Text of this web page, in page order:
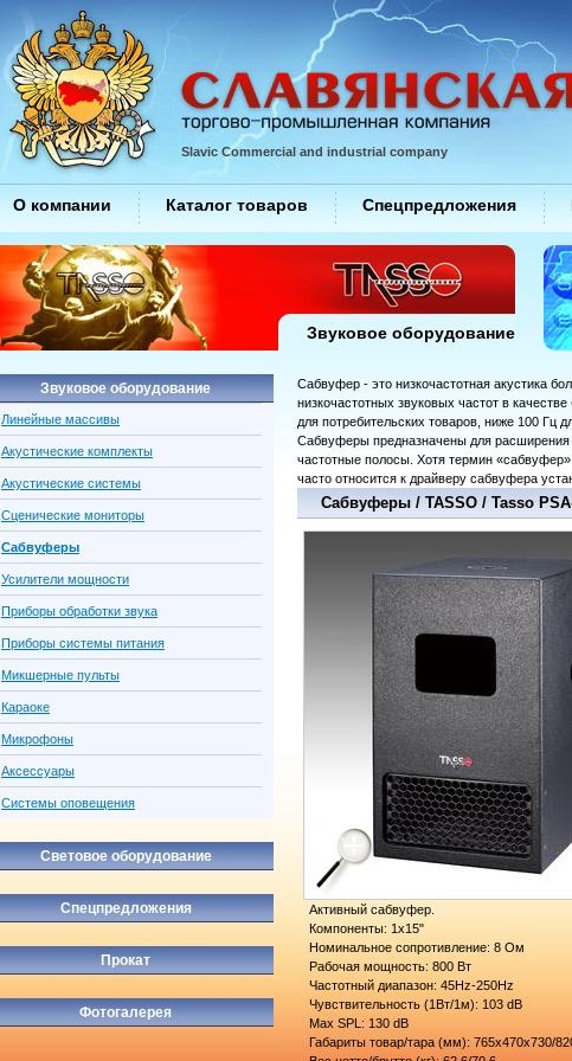
Сабвуфер - это низкочастотная акустика
низкочастотных звуковых частот в
для потребительских товаров, ниже 100 Гц
Сабвуферы предназначены для расширения
частотные полосы. Хотя термин
часто относится к драйверу сабвуфера
Сабвуферы / TASSO / Tasso
Активный сабвуфер.
Компоненты: 1х15"
Номинальное сопротивление: 8 Ом
Рабочая мощность: 800 Вт
Частотный диапазон: 45Hz-250Hz
Чувствительность (1Вт/1м): 103 dB
Max SPL: 130 dB
Габариты товар/тара (мм): 765х470х730/
Звуковое оборудование
Линейные массивы
Акустические комплекты
Акустические системы
Сценические мониторы
Сабвуферы
Усилители мощности
Приборы обработки звука
Приборы системы питания
Микшерные пульты
Караоке
Микрофоны
Аксессуары
Системы оповещения
Световое оборудование
Спецпредложения
Прокат
Фотогалерея
Slavic Commercial and industrial company
О компании Каталог товаров Спецпредложения
Звуковое оборудование